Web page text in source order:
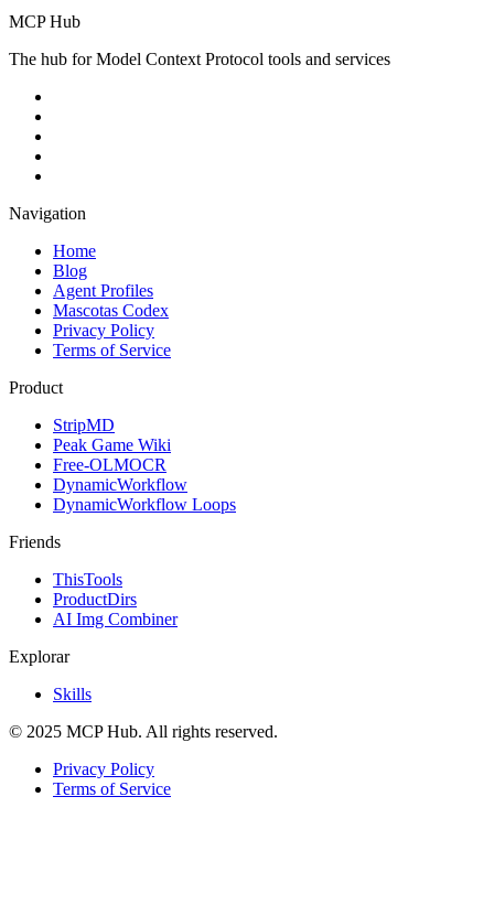
MCP Hub
The hub for Model Context Protocol tools and services
Navigation
Home
Blog
Agent Profiles
Mascotas Codex
Privacy Policy
Terms of Service
Product
StripMD
Peak Game Wiki
Free-OLMOCR
DynamicWorkflow
DynamicWorkflow Loops
Friends
ThisTools
ProductDirs
AI Img Combiner
Explorar
Skills
© 2025 MCP Hub. All rights reserved.
Privacy Policy
Terms of Service